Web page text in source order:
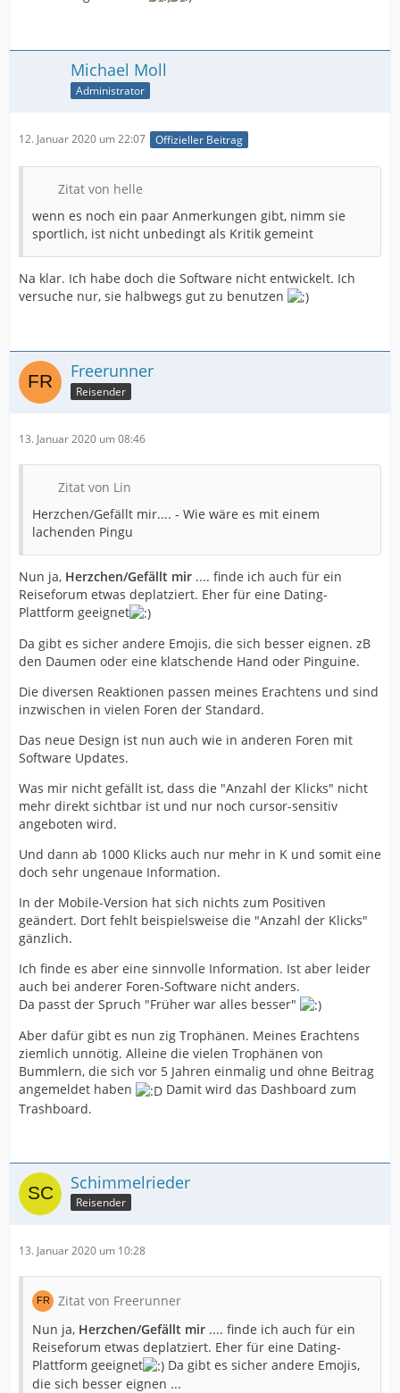
Michael Moll
Administrator
12. Januar 2020 um 22:07 Offizieller Beitrag
Zitat von helle
wenn es noch ein paar Anmerkungen gibt, nimm sie
sportlich, ist nicht unbedingt als Kritik gemeint
Na klar. Ich habe doch die Software nicht entwickelt. Ich
versuche nur, sie halbwegs gut zu benutzen
Freerunner
Reisender
13. Januar 2020 um 08:46
Zitat von Lin
Herzchen/Gefällt mir.... - Wie wäre es mit einem
lachenden Pingu
Nun ja, Herzchen/Gefällt mir .... finde ich auch für ein
Reiseforum etwas deplatziert. Eher für eine Dating-
Plattform geeignet
Da gibt es sicher andere Emojis, die sich besser eignen. zB
den Daumen oder eine klatschende Hand oder Pinguine.
Die diversen Reaktionen passen meines Erachtens und sind
inzwischen in vielen Foren der Standard.
Das neue Design ist nun auch wie in anderen Foren mit
Software Updates.
Was mir nicht gefällt ist, dass die "Anzahl der Klicks" nicht
mehr direkt sichtbar ist und nur noch cursor-sensitiv
angeboten wird.
Und dann ab 1000 Klicks auch nur mehr in K und somit eine
doch sehr ungenaue Information.
In der Mobile-Version hat sich nichts zum Positiven
geändert. Dort fehlt beispielsweise die "Anzahl der Klicks"
gänzlich.
Ich finde es aber eine sinnvolle Information. Ist aber leider
auch bei anderer Foren-Software nicht anders.
Da passt der Spruch "Früher war alles besser"
Aber dafür gibt es nun zig Trophänen. Meines Erachtens
ziemlich unnötig. Alleine die vielen Trophänen von
Bummlern, die sich vor 5 Jahren einmalig und ohne Beitrag
angemeldet haben
Damit wird das Dashboard zum
Trashboard.
Schimmelrieder
Reisender
13. Januar 2020 um 10:28
Zitat von Freerunner
Nun ja, Herzchen/Gefällt mir .... finde ich auch für ein
Reiseforum etwas deplatziert. Eher für eine Dating-
Plattform geeignet
Da gibt es sicher andere Emojis,
die sich besser eignen ...